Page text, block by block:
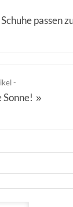
passen
-
Sonne! »